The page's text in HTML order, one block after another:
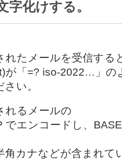
字化けする。
れたメールを受信する
が「=? iso-2022…」の
い。
れるメールの
でエンコードし、
角カナなどが含まれて